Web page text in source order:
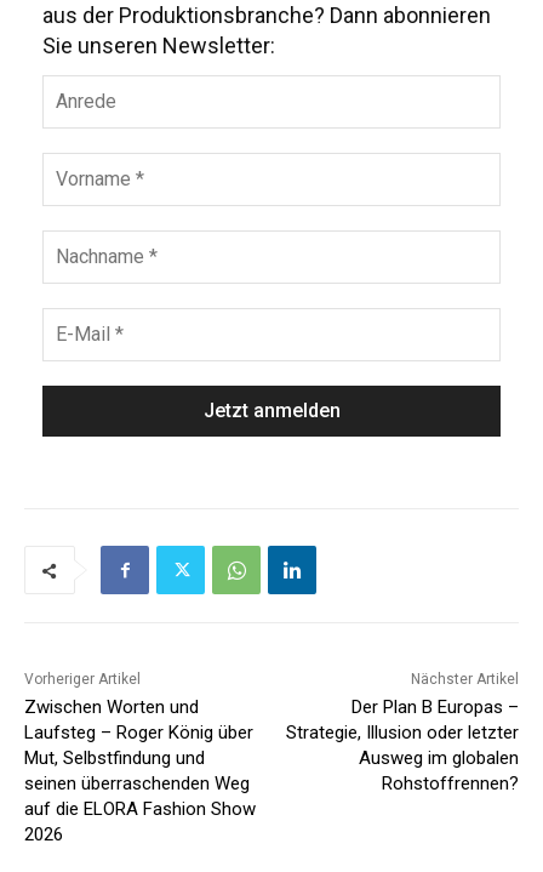
aus der Produktionsbranche? Dann abonnieren
Sie unseren Newsletter:
Vorheriger Artikel
Zwischen Worten und
Laufsteg – Roger König über
Mut, Selbstfindung und
seinen überraschenden Weg
auf die ELORA Fashion Show
2026
Nächster Artikel
Der Plan B Europas –
Strategie, Illusion oder letzter
Ausweg im globalen
Rohstoffrennen?